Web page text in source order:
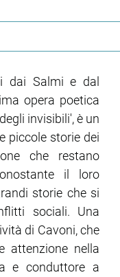
dai Salmi e dal
opera poetica
invisibili', è un
piccole storie dei
che restano
il loro
storie che si
sociali. Una
di Cavoni, che
attenzione nella
e conduttore a